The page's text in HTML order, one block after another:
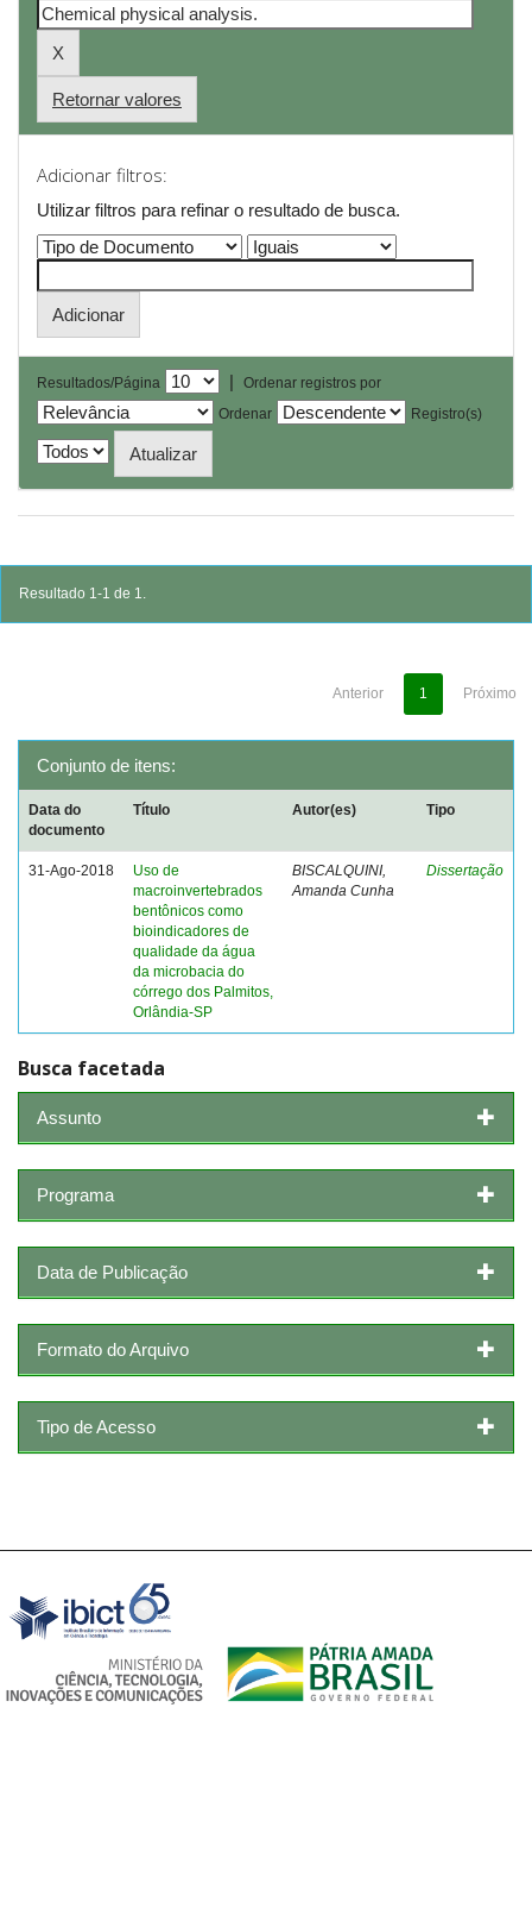
Retornar valores
Adicionar filtros:
Utilizar filtros para refinar o resultado de busca.
Resultados/Página |
Ordenar registros por
Ordenar
Registro(s)
Resultado 1-1 de 1.
Anterior 1 Próximo
Conjunto de itens:
Data do
documento
Título Autor(es) Tipo
31-Ago-2018
Uso de
macroinvertebrados
bentônicos como
bioindicadores de
qualidade da água
da microbacia do
córrego dos Palmitos,
Orlândia-SP
BISCALQUINI,
Amanda Cunha
Dissertação
Busca facetada
Assunto
Programa
Data de Publicação
Formato do Arquivo
Tipo de Acesso